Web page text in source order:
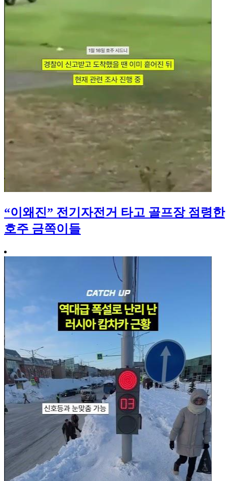
“이왜진” 전기자전거 타고 골프장 점령한
호주 금쪽이들